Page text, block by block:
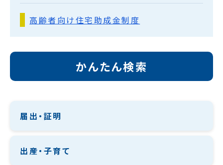
高齢者向け住宅助成金制度
かんたん検索
届出・証明
出産・子育て